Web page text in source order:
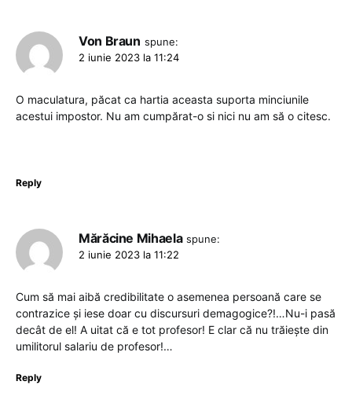
Von Braun spune:
2 iunie 2023 la 11:24
O maculatura, păcat ca hartia aceasta suporta minciunile
acestui impostor. Nu am cumpărat-o si nici nu am să o citesc.
Reply
Mărăcine Mihaela spune:
2 iunie 2023 la 11:22
Cum să mai aibă credibilitate o asemenea persoană care se
contrazice și iese doar cu discursuri demagogice?!…Nu-i pasă
decât de el! A uitat că e tot profesor! E clar că nu trăiește din
umilitorul salariu de profesor!…
Reply